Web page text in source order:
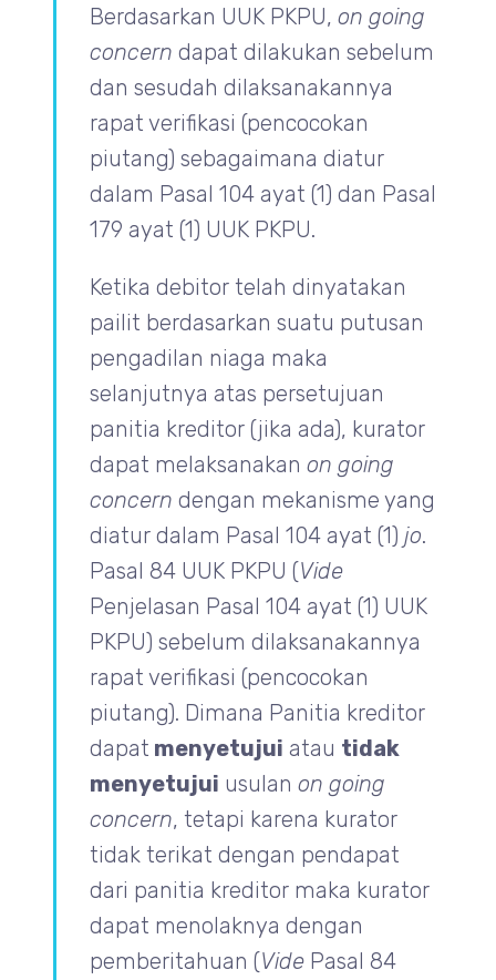
Berdasarkan UUK PKPU, on going
concern dapat dilakukan sebelum
dan sesudah dilaksanakannya
rapat verifikasi (pencocokan
piutang) sebagaimana diatur
dalam Pasal 104 ayat (1) dan Pasal
179 ayat (1) UUK PKPU.
Ketika debitor telah dinyatakan
pailit berdasarkan suatu putusan
pengadilan niaga maka
selanjutnya atas persetujuan
panitia kreditor (jika ada), kurator
dapat melaksanakan on going
concern dengan mekanisme yang
diatur dalam Pasal 104 ayat (1) jo.
Pasal 84 UUK PKPU (Vide
Penjelasan Pasal 104 ayat (1) UUK
PKPU) sebelum dilaksanakannya
rapat verifikasi (pencocokan
piutang). Dimana Panitia kreditor
dapat menyetujui atau tidak
menyetujui usulan on going
concern, tetapi karena kurator
tidak terikat dengan pendapat
dari panitia kreditor maka kurator
dapat menolaknya dengan
pemberitahuan (VidePasal 84